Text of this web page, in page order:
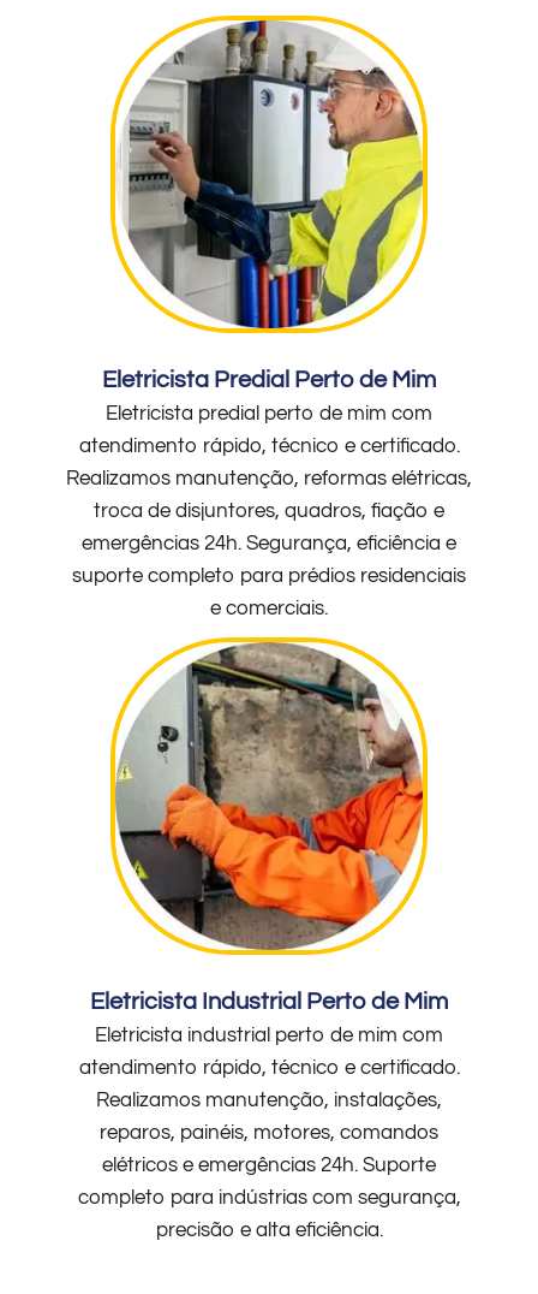
Eletricista Predial Perto de Mim
Eletricista predial perto de mim com
atendimento rápido, técnico e certificado.
Realizamos manutenção, reformas elétricas,
troca de disjuntores, quadros, fiação e
emergências 24h. Segurança, eficiência e
suporte completo para prédios residenciais
e comerciais.
Eletricista Industrial Perto de Mim
Eletricista industrial perto de mim com
atendimento rápido, técnico e certificado.
Realizamos manutenção, instalações,
reparos, painéis, motores, comandos
elétricos e emergências 24h. Suporte
completo para indústrias com segurança,
precisão e alta eficiência.